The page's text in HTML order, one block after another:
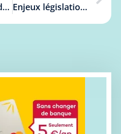
Aspects légaux des crédits Belgique : Guide complet Enjeux législation crédit Belgique : Guide complet